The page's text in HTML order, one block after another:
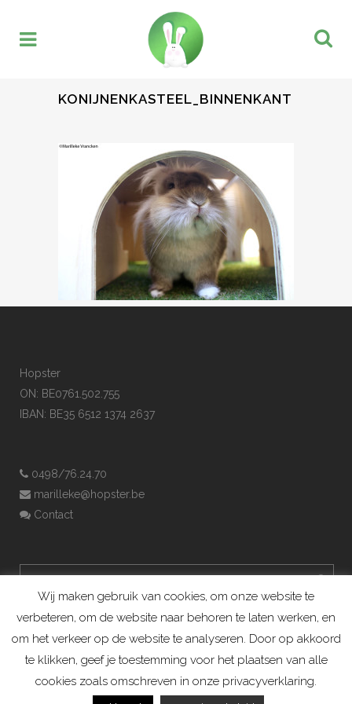
KONIJNENKASTEEL_BINNENKANT
Hopster
ON: BE0761.502.755
IBAN: BE35 6512 1374 2637
0498/76.24.70
marilleke@hopster.be
Contact
Konijnenadviesbureau Hopster ©2019
Wij maken gebruik van cookies, om onze website te
verbeteren, om de website naar behoren te laten werken, en
om het verkeer op de website te analyseren. Door op akkoord
te klikken, geef je toestemming voor het plaatsen van alle
cookies zoals omschreven in onze privacyverklaring.